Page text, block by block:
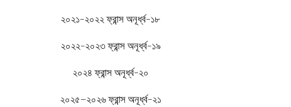
২০২১-২০২২ফ্রান্স অনূর্ধ্ব-১৮
২০২২-২০২৩ফ্রান্স অনূর্ধ্ব-১৯
২০২৪ ফ্রান্স অনূর্ধ্ব-২০
২০২৫–২০২৬ফ্রান্স অনূর্ধ্ব-২১